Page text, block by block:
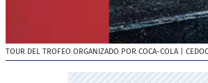
TOUR DEL TROFEO ORGANIZADO POR COCA-COLA| CEDOC